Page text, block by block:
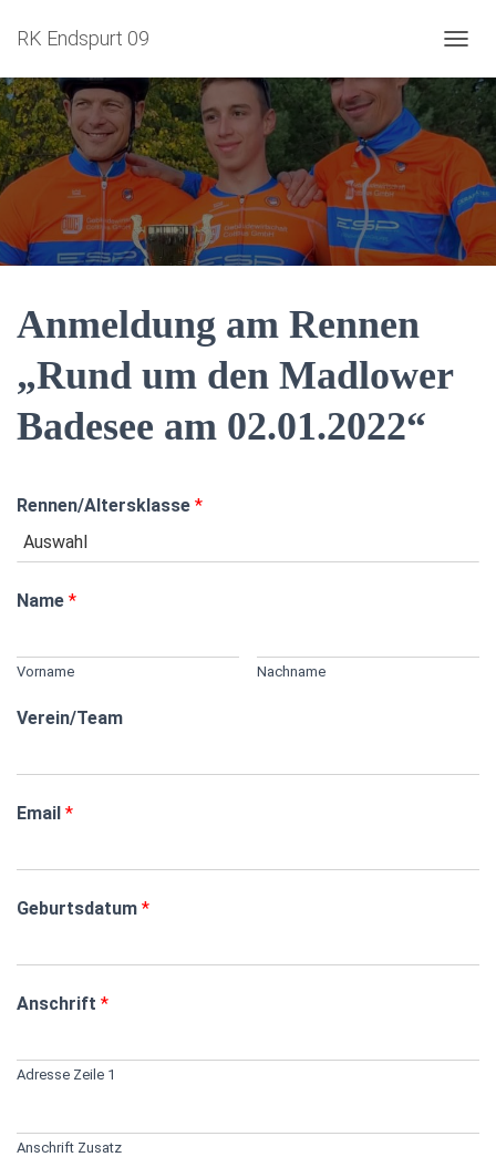
RK Endspurt 09
Anmeldung am Rennen
„Rund um den Madlower
Badesee am 02.01.2022“
Rennen/Altersklasse *
Name *
Vorname Nachname
Verein/Team
Email *
Geburtsdatum *
Anschrift *
Adresse Zeile 1
Anschrift Zusatz